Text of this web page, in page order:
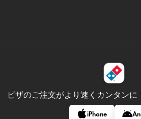
ピザのご注文がより速くカンタンに
iPhone